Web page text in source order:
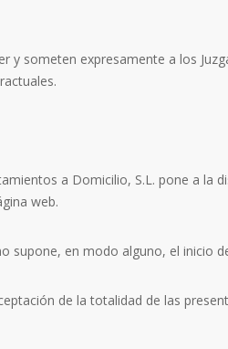
someten expresamente a los
a Domicilio, S.L. pone a la
web.
supone, en modo alguno, el inicio
de la totalidad de las